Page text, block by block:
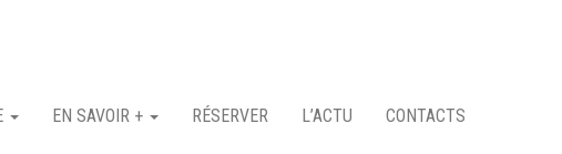
EN SAVOIR + RÉSERVER L’ACTU CONTACTS